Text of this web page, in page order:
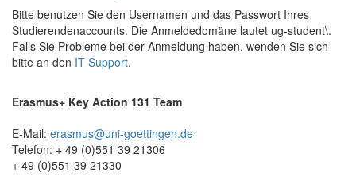
Bitte benutzen Sie den Usernamen und das Passwort Ihres
Studierendenaccounts. Die Anmeldedomäne lautet ug-student\.
Falls Sie Probleme bei der Anmeldung haben, wenden Sie sich
bitte an den IT Support.
Erasmus+ Key Action 131 Team
E-Mail: erasmus@uni-goettingen.de
Telefon: + 49 (0)551 39 21306
+ 49 (0)551 39 21330